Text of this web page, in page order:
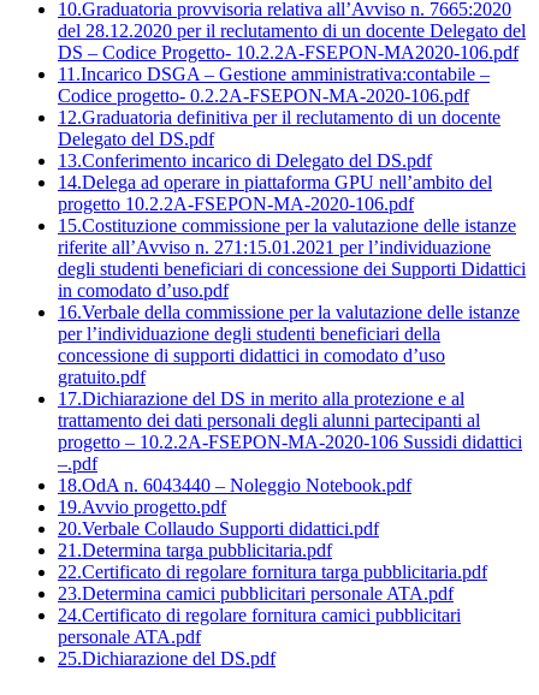
10.Graduatoria provvisoria relativa all’Avviso n. 7665:2020
del 28.12.2020 per il reclutamento di un docente Delegato del
DS – Codice Progetto- 10.2.2A-FSEPON-MA2020-106.pdf
11.Incarico DSGA – Gestione amministrativa:contabile –
Codice progetto- 0.2.2A-FSEPON-MA-2020-106.pdf
12.Graduatoria definitiva per il reclutamento di un docente
Delegato del DS.pdf
13.Conferimento incarico di Delegato del DS.pdf
14.Delega ad operare in piattaforma GPU nell’ambito del
progetto 10.2.2A-FSEPON-MA-2020-106.pdf
15.Costituzione commissione per la valutazione delle istanze
riferite all’Avviso n. 271:15.01.2021 per l’individuazione
degli studenti beneficiari di concessione dei Supporti Didattici
in comodato d’uso.pdf
16.Verbale della commissione per la valutazione delle istanze
per l’individuazione degli studenti beneficiari della
concessione di supporti didattici in comodato d’uso
gratuito.pdf
17.Dichiarazione del DS in merito alla protezione e al
trattamento dei dati personali degli alunni partecipanti al
progetto – 10.2.2A-FSEPON-MA-2020-106 Sussidi didattici
–.pdf
18.OdA n. 6043440 – Noleggio Notebook.pdf
19.Avvio progetto.pdf
20.Verbale Collaudo Supporti didattici.pdf
21.Determina targa pubblicitaria.pdf
22.Certificato di regolare fornitura targa pubblicitaria.pdf
23.Determina camici pubblicitari personale ATA.pdf
24.Certificato di regolare fornitura camici pubblicitari
personale ATA.pdf
25.Dichiarazione del DS.pdf